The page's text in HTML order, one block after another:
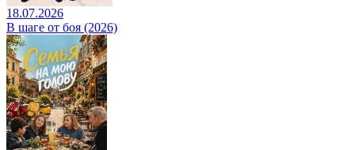
18.07.2026
В шаге от боя (2026)